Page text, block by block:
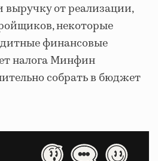
выручку от реализации,
некоторые
финансовые
налога Минфин
собрать в бюджет